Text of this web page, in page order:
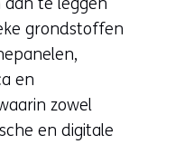
grondstoffen
en
zowel
en digitale